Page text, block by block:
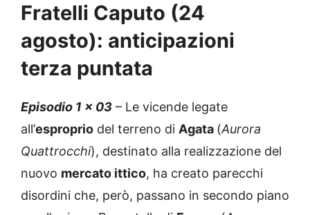
Fratelli Caputo (24
agosto): anticipazioni
terza puntata
Episodio 1 x 03 – Le vicende legate
all’esproprio del terreno di Agata (Aurora
Quattrocchi), destinato alla realizzazione del
nuovo mercato ittico, ha creato parecchi
disordini che, però, passano in secondo piano